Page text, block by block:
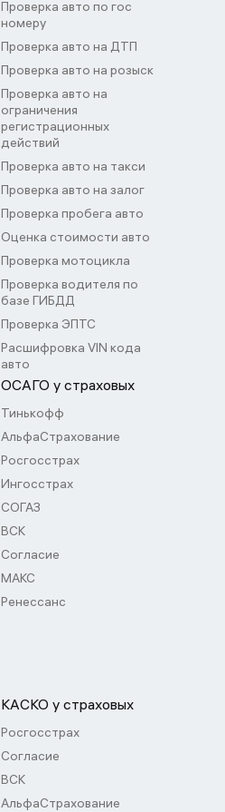
Проверка авто по гос
номеру
Проверка авто на ДТП
Проверка авто на розыск
Проверка авто на
ограничения
регистрационных
действий
Проверка авто на такси
Проверка авто на залог
Проверка пробега авто
Оценка стоимости авто
Проверка мотоцикла
Проверка водителя по
базе ГИБДД
Проверка ЭПТС
Расшифровка VIN кода
авто
ОСАГО у страховых
Тинькофф
АльфаСтрахование
Росгосстрах
Ингосстрах
СОГАЗ
ВСК
Согласие
МАКС
Ренессанс
КАСКО у страховых
Росгосстрах
Согласие
ВСК
АльфаСтрахование